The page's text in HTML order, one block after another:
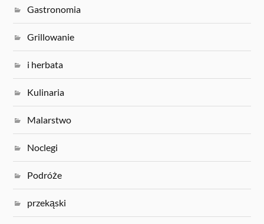
Gastronomia
Grillowanie
i herbata
Kulinaria
Malarstwo
Noclegi
Podróże
przekąski